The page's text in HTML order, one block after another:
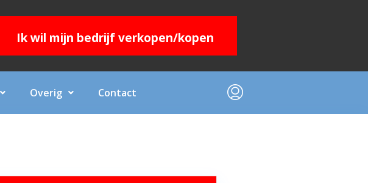
Ik wil mijn bedrijf verkopen/kopen
Overig Contact